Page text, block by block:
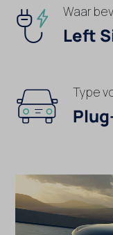
Waar
Left
Type